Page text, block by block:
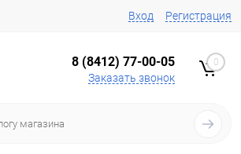
Вход Регистрация
8 (8412) 77-00-05
Заказать звонок
0